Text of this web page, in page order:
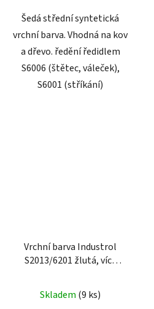
Šedá střední syntetická
vrchní barva. Vhodná na kov
a dřevo. ředění ředidlem
S6006 (štětec, váleček),
S6001 (stříkání)
Vrchní barva Industrol
S2013/6201 žlutá, více
Skladem (9 ks)